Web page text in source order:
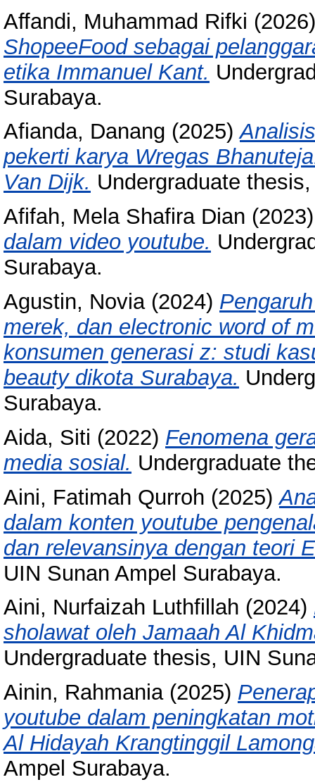
Affandi, Muhammad Rifki
ShopeeFood sebagai
etika Immanuel Kant.
Surabaya.
Afianda, Danang (2025)
pekerti karya Wregas
Van Dijk. Undergraduate
Afifah, Mela Shafira Dian
dalam video youtube.
Surabaya.
Agustin, Novia(2024)
merek, dan electronic word of
konsumen generasi z: studi
beauty dikota Surabaya.
Surabaya.
Aida, Siti (2022) Fenomena
media sosial. Undergraduate
Aini, Fatimah Qurroh (2025)
dalam konten youtube
dan relevansinya dengan teori
UIN Sunan Ampel Surabaya.
Aini, Nurfaizah Luthfillah (2024)
sholawat oleh Jamaah Al
Undergraduate thesis, UIN
Ainin, Rahmania(2025)
youtube dalam peningkatan
Al Hidayah Krangtinggil
Ampel Surabaya.